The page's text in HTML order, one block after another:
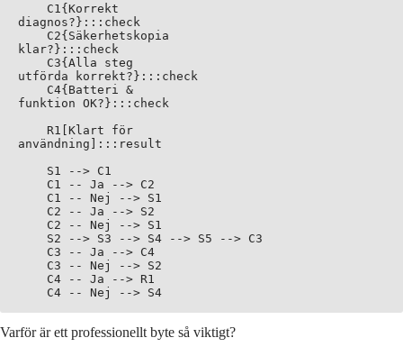
    C1{Korrekt
diagnos?}:::check
    C2{Säkerhetskopia
klar?}:::check
    C3{Alla steg
utförda korrekt?}:::check
    C4{Batteri &
funktion OK?}:::check
    R1[Klart för
användning]:::result
    S1 --> C1
    C1 -- Ja --> C2
    C1 -- Nej --> S1
    C2 -- Ja --> S2
    C2 -- Nej --> S1
    S2 --> S3 --> S4 --> S5 --> C3
    C3 -- Ja --> C4
    C3 -- Nej --> S2
    C4 -- Ja --> R1
Varför är ett professionellt byte så viktigt?